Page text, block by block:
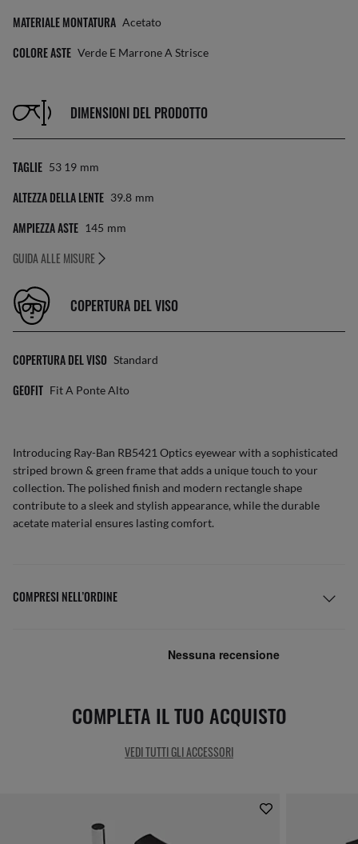
MATERIALE MONTATURA Acetato
COLORE ASTE Verde E Marrone A Strisce
DIMENSIONI DEL PRODOTTO
TAGLIE 53 19 Mm
ALTEZZA DELLA LENTE 39.8 Mm
AMPIEZZA ASTE 145 Mm
GUIDA ALLE MISURE
COPERTURA DEL VISO
COPERTURA DEL VISO Standard
GEOFIT Fit A Ponte Alto
Introducing Ray-Ban RB5421 Optics eyewear with a sophisticated
striped brown & green frame that adds a unique touch to your
collection. The polished finish and modern rectangle shape
contribute to a sleek and stylish appearance, while the durable
acetate material ensures lasting comfort.
COMPRESI NELL’ORDINE
COMPLETA IL TUO ACQUISTO
VEDI TUTTI GLI ACCESSORI